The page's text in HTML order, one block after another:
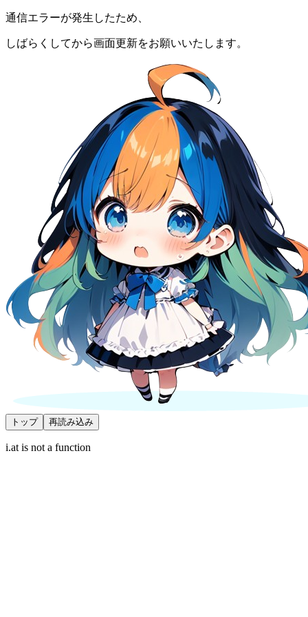
通信エラーが発生したため、
しばらくしてから画面更新をお願いいたします。
トップ 再読み込み
i.at is not a function